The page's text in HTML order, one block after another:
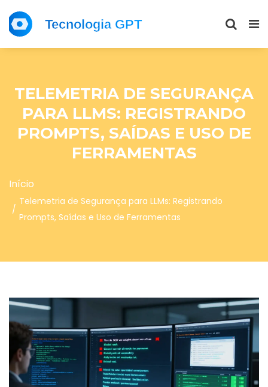
TELEMETRIA DE SEGURANÇA
PARA LLMS: REGISTRANDO
PROMPTS, SAÍDAS E USO DE
FERRAMENTAS
Início
Telemetria de Segurança para LLMs: Registrando
Prompts, Saídas e Uso de Ferramentas